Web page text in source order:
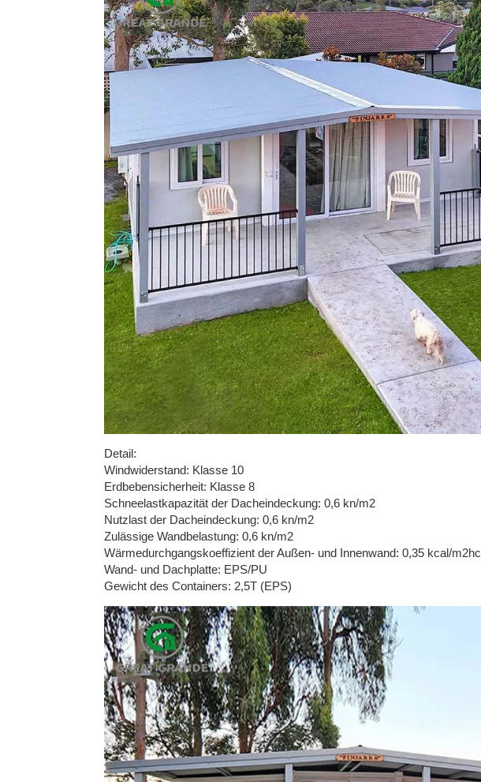
Detail:
Windwiderstand: Klasse 10
Erdbebensicherheit: Klasse 8
Schneelastkapazität der Dacheindeckung: 0,6 kn/m2
Nutzlast der Dacheindeckung: 0,6 kn/m2
Zulässige Wandbelastung: 0,6 kn/m2
Wärmedurchgangskoeffizient der Außen- und Innenwand: 0,35 kcal/m2hc
Wand- und Dachplatte: EPS/PU
Gewicht des Containers: 2,5T (EPS)